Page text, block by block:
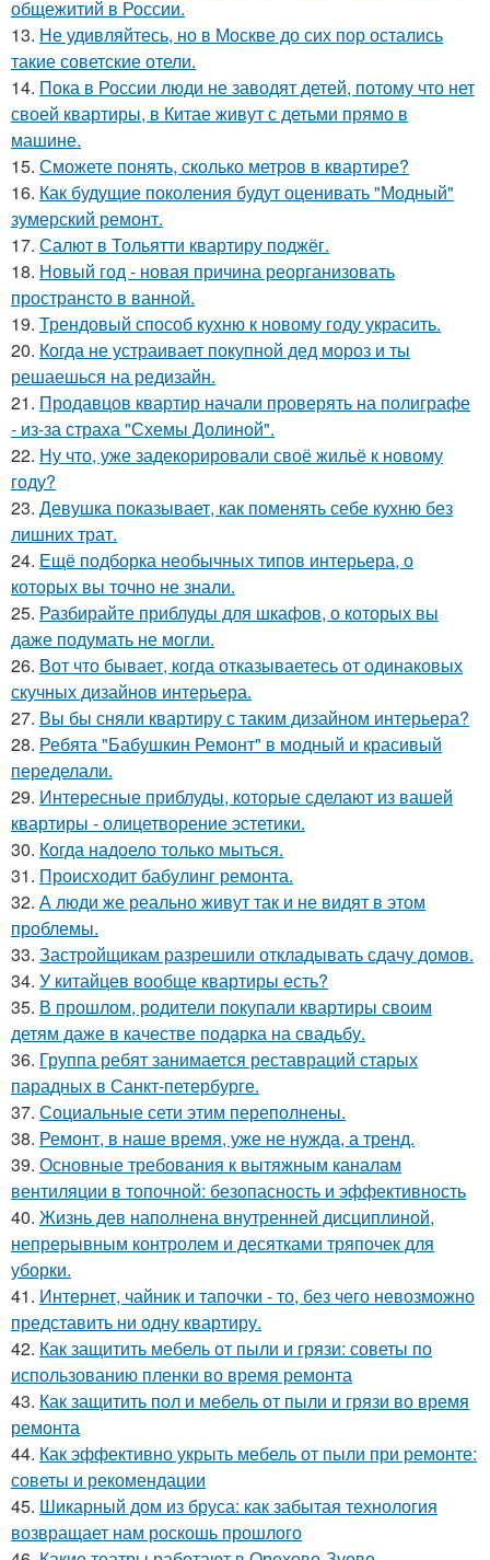
общежитий в России.
13. Не удивляйтесь, но в Москве до сих пор остались
такие советские отели.
14. Пока в России люди не заводят детей, потому что нет
своей квартиры, в Китае живут с детьми прямо в
машине.
15. Сможете понять, сколько метров в квартире?
16. Как будущие поколения будут оценивать "Модный"
зумерский ремонт.
17. Салют в Тольятти квартиру поджёг.
18. Новый год - новая причина реорганизовать
пространсто в ванной.
19. Трендовый способ кухню к новому году украсить.
20. Когда не устраивает покупной дед мороз и ты
решаешься на редизайн.
21. Продавцов квартир начали проверять на полиграфе
- из-за страха "Схемы Долиной".
22. Ну что, уже задекорировали своё жильё к новому
году?
23. Девушка показывает, как поменять себе кухню без
лишних трат.
24. Ещё подборка необычных типов интерьера, о
которых вы точно не знали.
25. Разбирайте приблуды для шкафов, о которых вы
даже подумать не могли.
26. Вот что бывает, когда отказываетесь от одинаковых
скучных дизайнов интерьера.
27. Вы бы сняли квартиру с таким дизайном интерьера?
28. Ребята "Бабушкин Ремонт" в модный и красивый
переделали.
29. Интересные приблуды, которые сделают из вашей
квартиры - олицетворение эстетики.
30. Когда надоело только мыться.
31. Происходит бабулинг ремонта.
32. А люди же реально живут так и не видят в этом
проблемы.
33. Застройщикам разрешили откладывать сдачу домов.
34. У китайцев вообще квартиры есть?
35. В прошлом, родители покупали квартиры своим
детям даже в качестве подарка на свадьбу.
36. Группа ребят занимается реставраций старых
парадных в Санкт-петербурге.
37. Социальные сети этим переполнены.
38. Ремонт, в наше время, уже не нужда, а тренд.
39. Основные требования к вытяжным каналам
вентиляции в топочной: безопасность и эффективность
40. Жизнь дев наполнена внутренней дисциплиной,
непрерывным контролем и десятками тряпочек для
уборки.
41. Интернет, чайник и тапочки - то, без чего невозможно
представить ни одну квартиру.
42. Как защитить мебель от пыли и грязи: советы по
использованию пленки во время ремонта
43. Как защитить пол и мебель от пыли и грязи во время
ремонта
44. Как эффективно укрыть мебель от пыли при ремонте:
советы и рекомендации
45. Шикарный дом из бруса: как забытая технология
возвращает нам роскошь прошлого